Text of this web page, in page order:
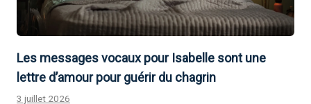
Les messages vocaux pour Isabelle sont une
lettre d’amour pour guérir du chagrin
3 juillet 2026